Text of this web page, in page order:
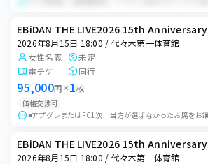
EBiDAN THE LIVE2026 15th Anniversary
2026年8月15日 18:00 / 代々木第一体育館
女性名義
未定
電チケ
同行
95,000円 × 1枚
価格交渉可
EBiDAN THE LIVE2026 15th Anniversary
2026年8月15日 18:00 / 代々木第一体育館